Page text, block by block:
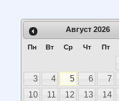
Август 2026
Пн Вт Ср Чт Пт
3
4 5 6 7
10
11 12 13 14